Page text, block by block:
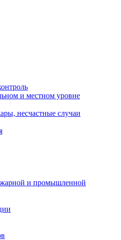
и местном уровне
несчастные случаи
и промышленной